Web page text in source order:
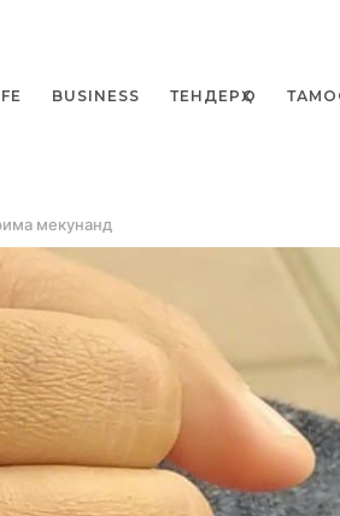
BUSINESS ТЕНДЕРҲО
мекунанд